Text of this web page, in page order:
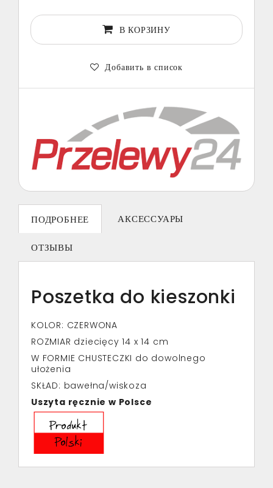
В КОРЗИНУ
Добавить в список
ПОДРОБНЕЕ АКСЕССУАРЫ
ОТЗЫВЫ
Poszetka do kieszonki
KOLOR: CZERWONA
ROZMIAR dziecięcy 14 x 14 cm
W FORMIE CHUSTECZKI do dowolnego
ułożenia
SKŁAD: bawełna/wiskoza
Uszyta ręcznie w Polsce